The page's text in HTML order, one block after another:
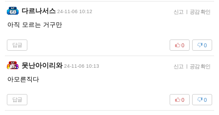
다르나서스 24-11-06 10:12 신고 공감 확인
아직 모르는 거구만
답글 0
0
못난아이리와 24-11-06 10:13 신고 공감 확인
아모른직다
답글 0
0